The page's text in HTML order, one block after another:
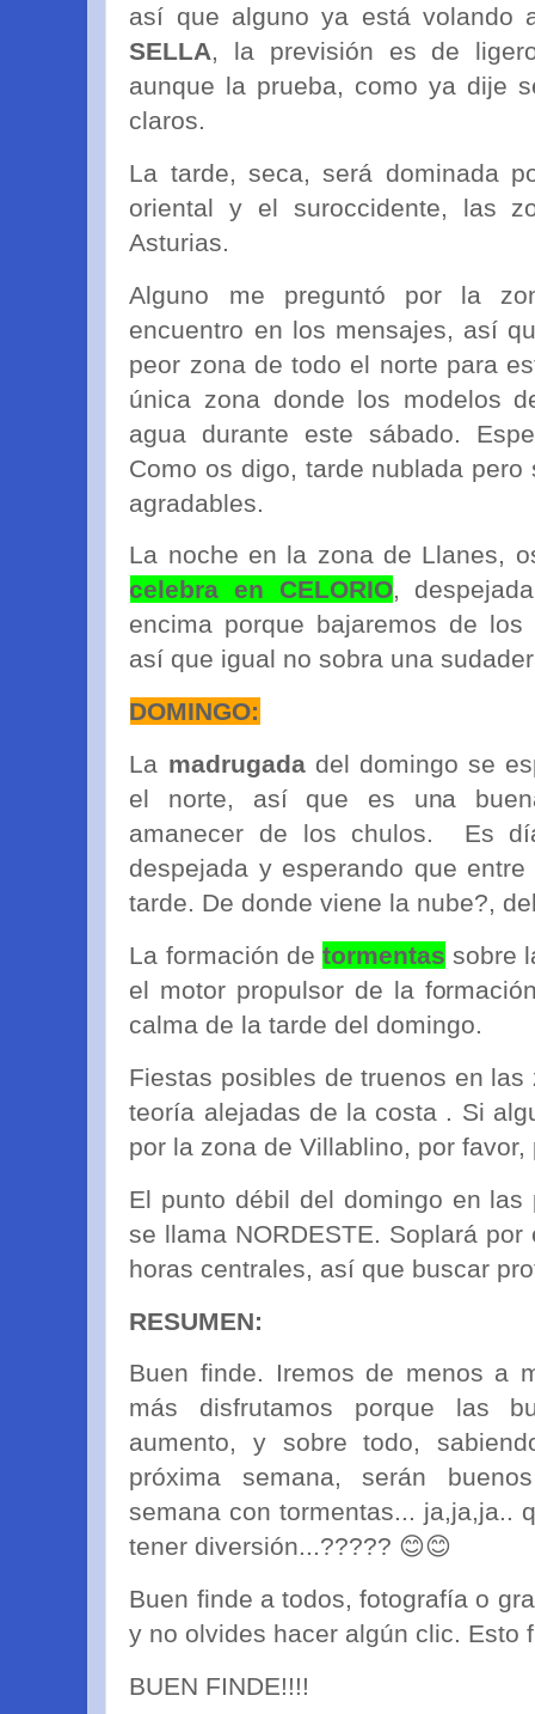
así que alguno ya está volando
SELLA, la previsión es de
aunque la prueba, como ya dije
claros.
La tarde, seca, será dominada
oriental y el suroccidente, las
Asturias.
Alguno me preguntó por la
encuentro en los mensajes, así
peor zona de todo el norte para
única zona donde los modelos
agua durante este sábado.
Como os digo, tarde nublada
agradables.
La noche en la zona de Llanes,
celebra en CELORIO,
encima porque bajaremos de
así que igual no sobra una
DOMINGO:
La madrugadadel domingo se
el norte, así que es una
amanecer de los chulos. Es
despejada y esperando que
tarde. De donde viene la nube?,
La formación de tormentas sobre
el motor propulsor de la
calma de la tarde del domingo.
Fiestas posibles de truenos en
teoría alejadas de la costa . Si
por la zona de Villablino, por
El punto débil del domingo en
se llama NORDESTE. Soplará
horas centrales, así que buscar
RESUMEN:
Buen finde. Iremos de menos a
más disfrutamos porque las
aumento, y sobre todo,
próxima semana, serán
semana con tormentas... ja,ja,ja..
tener diversión...????? 😊😊
Buen finde a todos, fotografía o
y no olvides hacer algún clic. Esto
BUEN FINDE!!!!